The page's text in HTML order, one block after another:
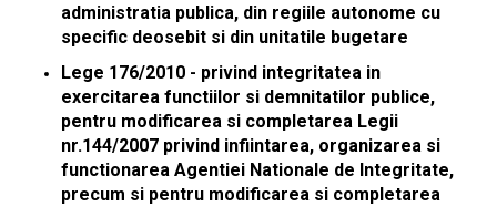
administratia publica, din regiile autonome cu
specific deosebit si din unitatile bugetare
Lege 176/2010 - privind integritatea in
exercitarea functiilor si demnitatilor publice,
pentru modificarea si completarea Legii
nr.144/2007 privind infiintarea, organizarea si
functionarea Agentiei Nationale de Integritate,
precum si pentru modificarea si completarea